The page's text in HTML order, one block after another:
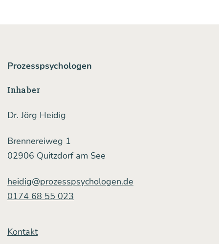
Prozesspsychologen
Inhaber
Dr. Jörg Heidig
Brennereiweg 1
02906 Quitzdorf am See
heidig@prozesspsychologen.de
0174 68 55 023
Kontakt